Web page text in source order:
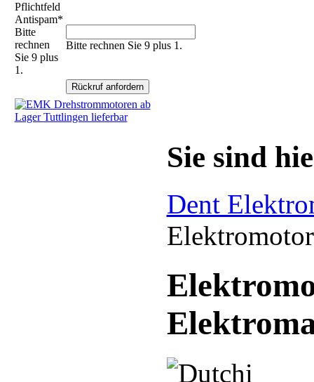
Pflichtfeld
Antispam*
Bitte
rechnen
Sie 9 plus
1.
Bitte rechnen Sie 9 plus 1.
Sie sind
Dent